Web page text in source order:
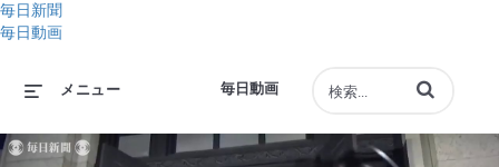
毎日新聞
毎日動画
毎日動画
メニュー 動画の検索語句